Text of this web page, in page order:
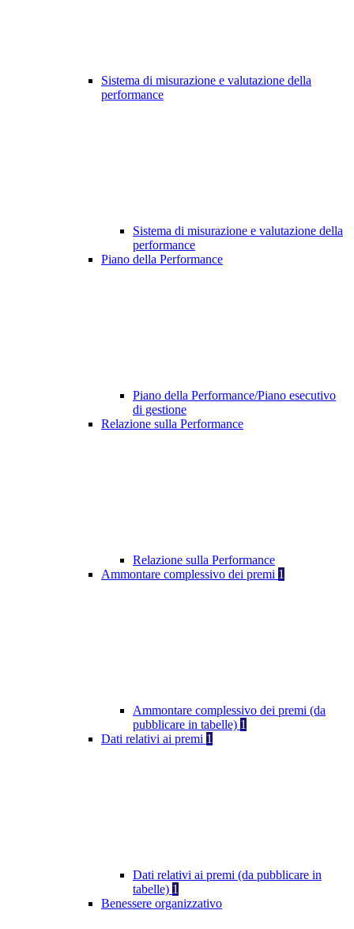
Sistema di misurazione e valutazione della
performance
Sistema di misurazione e valutazione della
performance
Piano della Performance
Piano della Performance/Piano esecutivo
di gestione
Relazione sulla Performance
Relazione sulla Performance
Ammontare complessivo dei premi 1
Ammontare complessivo dei premi (da
pubblicare in tabelle) 1
Dati relativi ai premi 1
Dati relativi ai premi (da pubblicare in
tabelle) 1
Benessere organizzativo